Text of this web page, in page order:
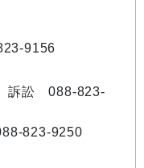
9156
訴訟 088-823-
823-9250